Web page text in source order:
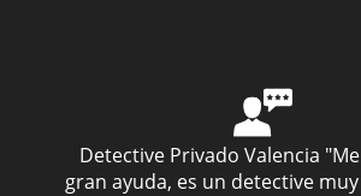
Detective Privado Valencia
gran ayuda, es un detective